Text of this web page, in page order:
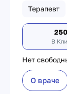
Терапевт
В
Нет
О враче